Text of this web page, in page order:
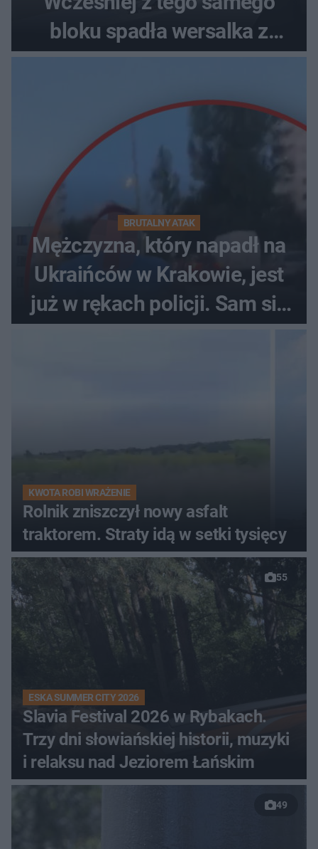
bloku spadła wersalka z
pościelą
BRUTALNY ATAK
Mężczyzna, który napadł na
Ukraińców w Krakowie, jest
już w rękach policji. Sam się
KWOTA ROBI WRAŻENIE
Rolnik zniszczył nowy asfalt
traktorem. Straty idą w setki tysięcy
55
ESKA SUMMER CITY 2026
Slavia Festival 2026 w Rybakach.
Trzy dni słowiańskiej historii, muzyki
i relaksu nad Jeziorem Łańskim
49